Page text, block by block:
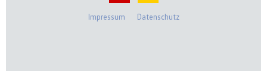
Impressum Datenschutz